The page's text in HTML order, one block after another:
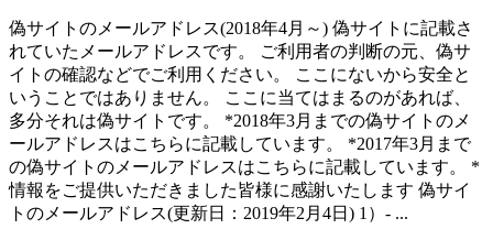
偽サイトのメールアドレス(2018年4月～) 偽サイトに記載さ
れていたメールアドレスです。 ご利用者の判断の元、偽サ
イトの確認などでご利用ください。 ここにないから安全と
いうことではありません。 ここに当てはまるのがあれば、
多分それは偽サイトです。 *2018年3月までの偽サイトのメ
ールアドレスはこちらに記載しています。 *2017年3月まで
の偽サイトのメールアドレスはこちらに記載しています。 *
情報をご提供いただきました皆様に感謝いたします 偽サイ
トのメールアドレス(更新日：2019年2月4日) 1）- ...